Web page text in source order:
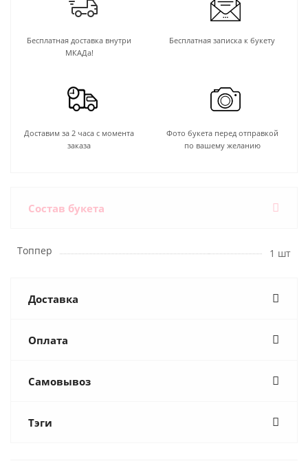
Бесплатная доставка внутри
МКАДа!
Бесплатная записка к букету
Доставим за 2 часа с момента
заказа
Фото букета перед отправкой
по вашему желанию
Состав букета
Топпер 1 шт
Доставка
Оплата
Самовывоз
Тэги